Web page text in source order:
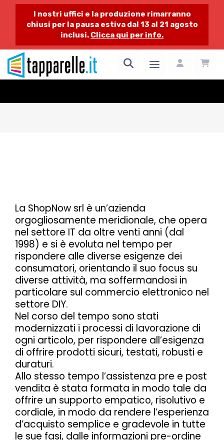
I nostri uffici e la produzione rimarranno
chiusi per la pausa estiva dal 13 al 21 agosto
inclusi. Clicca qui per info.
ShopNow Srl - Chi siamo
La ShopNow srl è un’azienda
orgogliosamente meridionale, che opera
nel settore IT da oltre venti anni (dal
1998) e si è evoluta nel tempo per
rispondere alle diverse esigenze dei
consumatori, orientando il suo focus su
diverse attività, ma soffermandosi in
particolare sul commercio elettronico nel
settore DIY.
Nel corso del tempo sono stati
modernizzati i processi di lavorazione di
ogni articolo, per rispondere all’esigenza
di offrire prodotti sicuri, testati, robusti e
duraturi.
Allo stesso tempo l’assistenza pre e post
vendita è stata formata in modo tale da
offrire un supporto empatico, risolutivo e
cordiale, in modo da rendere l’esperienza
d’acquisto semplice e gradevole in tutte
le sue fasi, dalle informazioni pre-ordine